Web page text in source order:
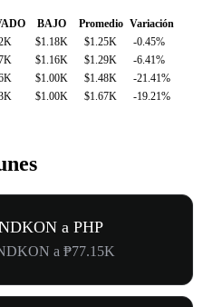
BAJO Promedio Variación
$1.18K $1.25K
-0.45%
$1.16K $1.29K
-6.41%
$1.00K $1.48K
-21.41%
$1.00K $1.67K -19.21%
a PHP
a ₱77.15K